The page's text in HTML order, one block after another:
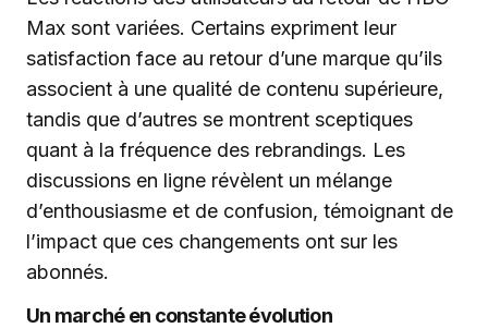
Max sont variées. Certains expriment leur
satisfaction face au retour d’une marque qu’ils
associent à une qualité de contenu supérieure,
tandis que d’autres se montrent sceptiques
quant à la fréquence des rebrandings. Les
discussions en ligne révèlent un mélange
d’enthousiasme et de confusion, témoignant de
l’impact que ces changements ont sur les
abonnés.
Un marché en constante évolution